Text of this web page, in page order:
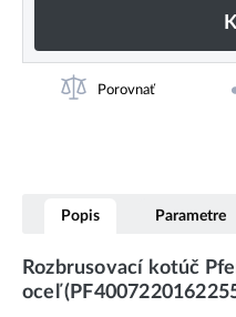
Porovnať
Popis Parametre
Rozbrusovací kotúč
oceľ